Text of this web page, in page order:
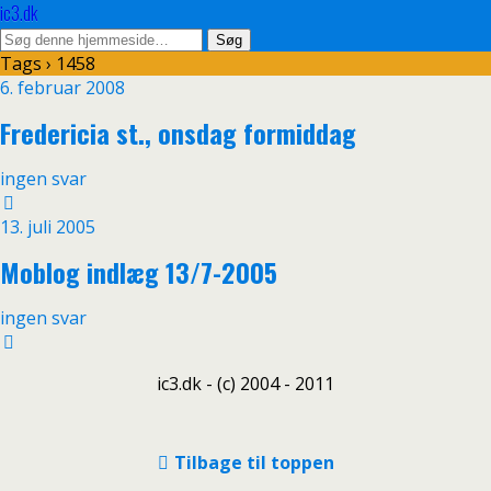
ic3.dk
Tags › 1458
6. februar 2008
Fredericia st., onsdag formiddag
ingen svar
13. juli 2005
Moblog indlæg 13/7-2005
ingen svar
ic3.dk - (c) 2004 - 2011
Tilbage til toppen